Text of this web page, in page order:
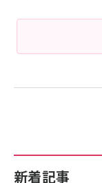
新着記事